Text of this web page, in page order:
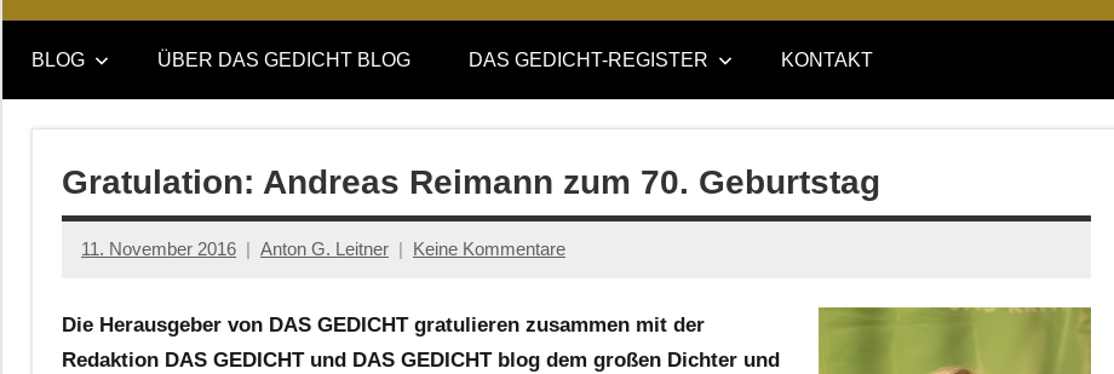
DAS
GEDICHT
blog
DAS
GEDICHT.
Zeitschrift
BLOG ÜBER DAS GEDICHT BLOG DAS GEDICHT-REGISTER KONTAKT
Gratulation: Andreas Reimann zum 70. Geburtstag
11. November 2016 Anton G. Leitner Keine Kommentare
Die Herausgeber von DAS GEDICHT gratulieren zusammen mit der
Redaktion DAS GEDICHT und DAS GEDICHT blog dem großen Dichter und